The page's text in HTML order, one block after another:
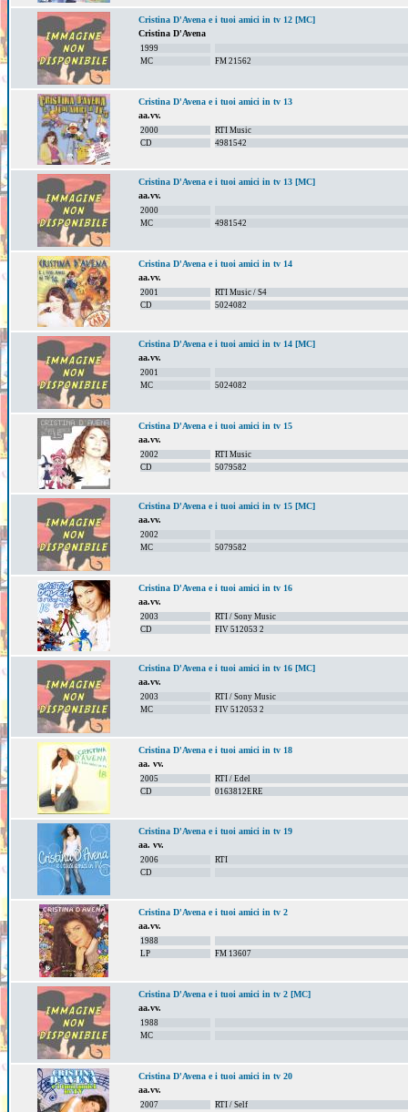
Cristina D'Avena e i tuoi amici in tv 12 [MC]
Cristina D'Avena
1999
MC
FM 21562
Cristina D'Avena e i tuoi amici in tv 13
aa.vv.
2000
RTI Music
CD
4981542
Cristina D'Avena e i tuoi amici in tv 13 [MC]
aa.vv.
2000
MC
4981542
Cristina D'Avena e i tuoi amici in tv 14
aa.vv.
2001
RTI Music / S4
CD
5024082
Cristina D'Avena e i tuoi amici in tv 14 [MC]
aa.vv.
2001
MC
5024082
Cristina D'Avena e i tuoi amici in tv 15
aa.vv.
2002
RTI Music
CD
5079582
Cristina D'Avena e i tuoi amici in tv 15 [MC]
aa.vv.
2002
MC
5079582
Cristina D'Avena e i tuoi amici in tv 16
aa.vv.
2003
RTI / Sony Music
CD
FIV 512053 2
Cristina D'Avena e i tuoi amici in tv 16 [MC]
aa.vv.
2003
RTI / Sony Music
MC
FIV 512053 2
Cristina D'Avena e i tuoi amici in tv 18
aa. vv.
2005
RTI / Edel
CD
0163812ERE
Cristina D'Avena e i tuoi amici in tv 19
aa. vv.
2006
RTI
CD
Cristina D'Avena e i tuoi amici in tv 2
aa.vv.
1988
LP
FM 13607
Cristina D'Avena e i tuoi amici in tv 2 [MC]
aa.vv.
1988
MC
Cristina D'Avena e i tuoi amici in tv 20
aa.vv.
2007
RTI / Self